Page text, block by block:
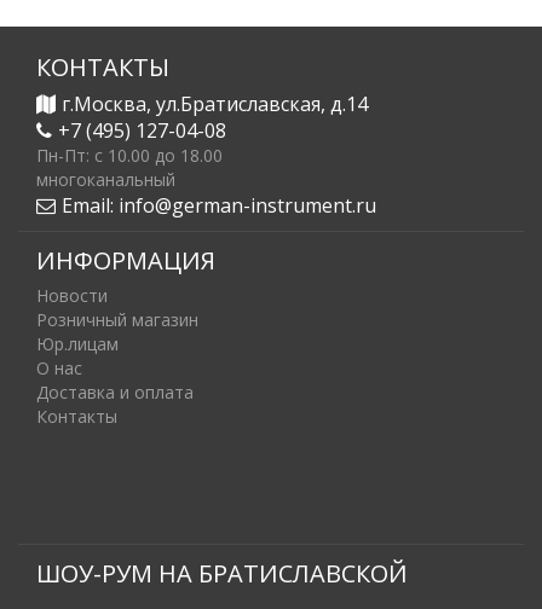
КОНТАКТЫ
г.Москва, ул.Братиславская, д.14
+7 (495) 127-04-08
Пн-Пт: c 10.00 до 18.00
многоканальный
Email: info@german-instrument.ru
ИНФОРМАЦИЯ
Новости
Розничный магазин
Юр.лицам
О нас
Доставка и оплата
Контакты
ШОУ-РУМ НА БРАТИСЛАВСКОЙ